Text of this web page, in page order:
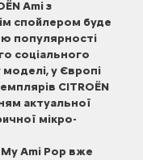
Ami з
спойлером буде
популярності
соціального
у Європі
CITROЁN
актуальної
мікро-
Ami Pop вже